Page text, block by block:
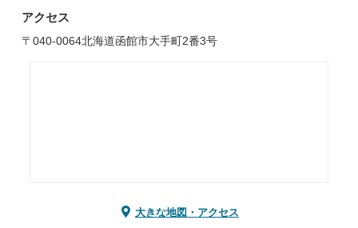
アクセス
〒040-0064北海道函館市大手町2番3号
大きな地図・アクセス